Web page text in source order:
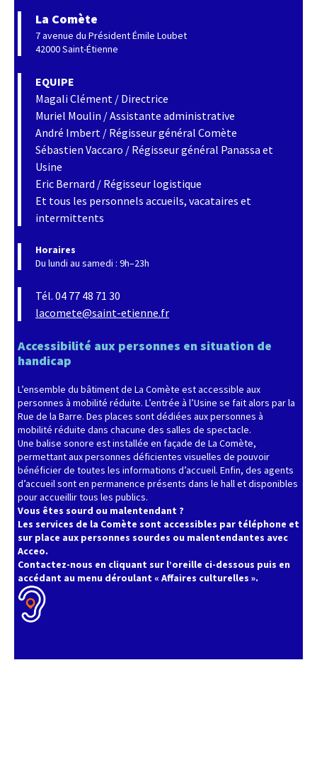
La Comète
7 avenue du Président Émile Loubet
42000 Saint-Étienne
EQUIPE
Magali Clément / Directrice
Muriel Moulin / Assistante administrative
André Imbert / Régisseur général Comète
Sébastien Vaccaro / Régisseur général Panassa et
Usine
Eric Bernard / Régisseur logistique
Et tous les personnels accueils, vacataires et
intermittents
Horaires
Du lundi au samedi : 9h–23h
Tél. 04 77 48 71 30
lacomete@saint-etienne.fr
Accessibilité aux personnes en situation de
handicap
L’ensemble du bâtiment de La Comète est accessible aux
personnes à mobilité réduite. L’entrée à l’Usine se fait alors par la
Rue de la Barre. Des places sont dédiées aux personnes à
mobilité réduite dans chacune des salles de spectacle.
Une balise sonore est installée en façade de La Comète,
permettant aux personnes déficientes visuelles de pouvoir
bénéficier de toutes les informations d’accueil. Enfin, des agents
d’accueil sont en permanence présents dans le hall et disponibles
pour accueillir tous les publics.
Vous êtes sourd ou malentendant ?
Les services de la Comète sont accessibles par téléphone et
sur place aux personnes sourdes ou malentendantes avec
Acceo.
Contactez-nous en cliquant sur l’oreille ci-dessous puis en
accédant au menu déroulant « Affaires culturelles ».